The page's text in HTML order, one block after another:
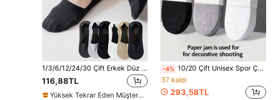
1/3/6/12/24/30 Çift Erkek Düz Tabanlı Nefes Alabilen Yumuşak Naylon Düşük Kesim Görünmez Babet Çorap, Kaymaz Jel Topuklu, Spor veya Günlük Kullanım İçin Uygun
116,88TL
Yüksek Tekrar Eden Müşteriler
-4% 10/20 Çift Unisex Spor Çorabı, Beyaz/Siyah/Gri Kısa Bilek Çorabı, Slash Desenli, Rahat, Nem Emici ve Nefes Alabilen
37 kaldı
293,58TL